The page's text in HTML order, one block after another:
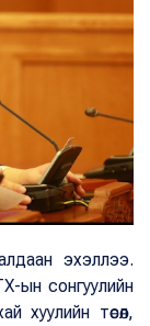
эхэллээ.
ын сонгуулийн
хуулийн төсөл,